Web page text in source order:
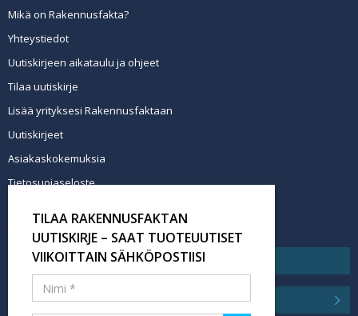
Mikä on Rakennusfakta?
Yhteystiedot
Uutiskirjeen aikataulu ja ohjeet
Tilaa uutiskirje
Lisää yrityksesi Rakennusfaktaan
Uutiskirjeet
Asiakaskokemuksia
Tietosuojaseloste
Tilaa uutiskirje
TILAA RAKENNUSFAKTAN
UUTISKIRJE – SAAT TUOTEUUTISET
VIIKOITTAIN SÄHKÖPOSTIISI